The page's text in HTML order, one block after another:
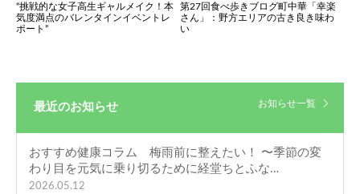
“挑戦的な女子高生ギャルメイク！本
気度満点のバレンタインイベントレ
ポート”
第27回食べ歩きブログ町中華「幸楽
さん」：野方エリアの古き良き味わ
い
最近のお知らせ お知らせ一覧
おすすめ健康コラム 梅雨前に整えたい！ 〜季節の変
わり目を元気に乗り切るために経堂ちとふな…
2026.05.12